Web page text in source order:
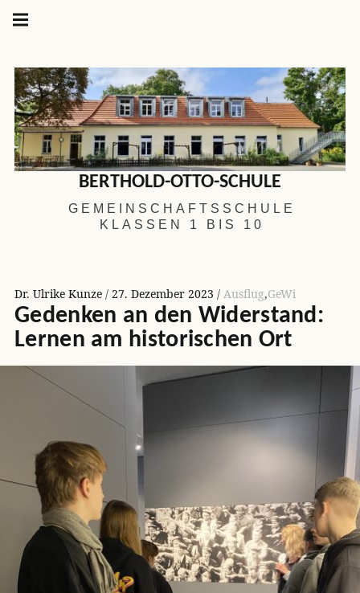
Springe
zum
BERTHOLD-OTTO-SCHULE
GEMEINSCHAFTSSCHULE
KLASSEN 1 BIS 10
Dr. Ulrike Kunze 27. Dezember 2023 Ausflug,GeWi
Gedenken an den Widerstand:
Lernen am historischen Ort